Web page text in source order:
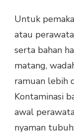
Untuk
atau
serta bahan
matang,
ramuan lebih
Kontaminasi
awal
nyaman